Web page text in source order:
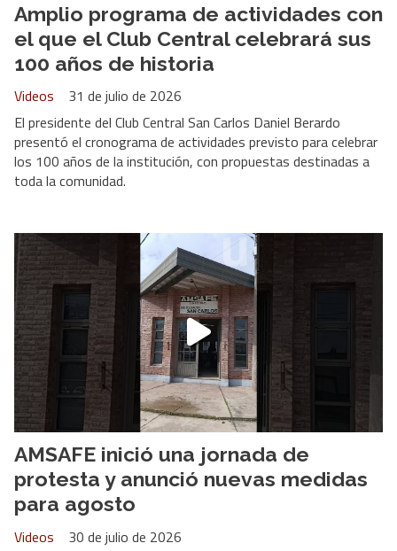
Amplio programa de actividades con
el que el Club Central celebrará sus
100 años de historia
Videos
31 de julio de 2026
El presidente del Club Central San Carlos Daniel Berardo
presentó el cronograma de actividades previsto para celebrar
los 100 años de la institución, con propuestas destinadas a
toda la comunidad.
AMSAFE inició una jornada de
protesta y anunció nuevas medidas
para agosto
Videos
30 de julio de 2026